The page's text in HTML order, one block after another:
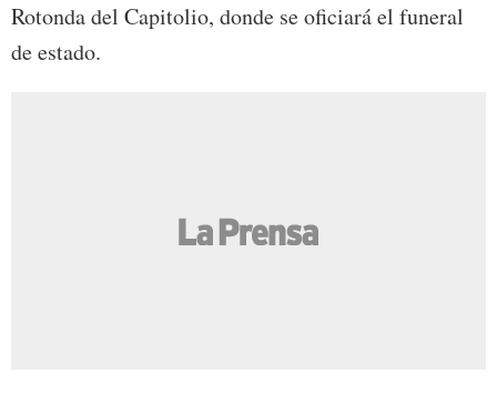
Rotonda del Capitolio, donde se oficiará el funeral
de estado.